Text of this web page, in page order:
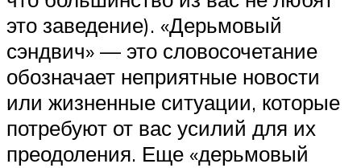
это заведение). «Дерьмовый
сэндвич» — это словосочетание
обозначает неприятные новости
или жизненные ситуации, которые
потребуют от вас усилий для их
преодоления. Еще «дерьмовый